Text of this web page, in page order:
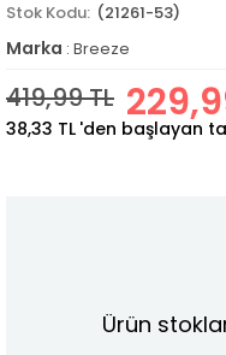
(21261-53)
Marka : Breeze
419,99 TL
38,33 TL 'den başlayan
Ürün